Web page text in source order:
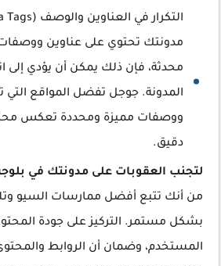
مدونتك تحتوي على عناوين ووصفات
محدثة، فإن ذلك يمكن أن يؤدي إلى
المدونة. جوجل تفضل المواقع التي
ووصفات مميزة ومحددة تعكس
دقيق.
لتجنب العقوبات على مدونتك في
من أنك تتبع أفضل ممارسات السيو
بشكل مستمر. التركيز على جودة
المستخدم، وضمان أن الروابط